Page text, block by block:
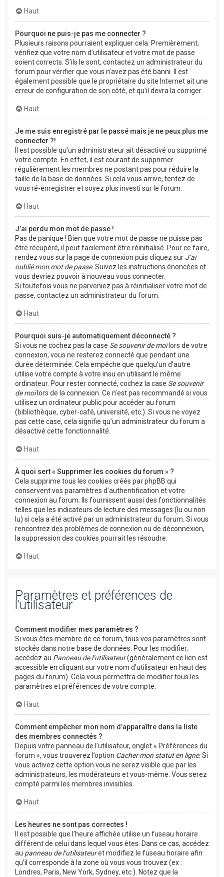
Haut
Pourquoi ne puis-je pas me connecter ?
Plusieurs raisons pourraient expliquer cela. Premièrement,
vérifiez que votre nom d’utilisateur et votre mot de passe
soient corrects. S’ils le sont, contactez un administrateur du
forum pour vérifier que vous n’avez pas été banni. Il est
également possible que le propriétaire du site Internet ait une
erreur de configuration de son côté, et qu’il devra la corriger.
Haut
Je me suis enregistré par le passé mais je ne peux plus me
connecter ?!
Il est possible qu’un administrateur ait désactivé ou supprimé
votre compte. En effet, il est courant de supprimer
régulièrement les membres ne postant pas pour réduire la
taille de la base de données. Si cela vous arrive, tentez de
vous ré-enregistrer et soyez plus investi sur le forum.
Haut
J’ai perdu mon mot de passe !
Pas de panique ! Bien que votre mot de passe ne puisse pas
être récupéré, il peut facilement être réinitialisé. Pour ce faire,
rendez vous sur la page de connexion puis cliquez sur J’ai
oublié mon mot de passe. Suivez les instructions énoncées et
vous devriez pouvoir à nouveau vous connecter.
Si toutefois vous ne parveniez pas à réinitialiser votre mot de
passe, contactez un administrateur du forum.
Haut
Pourquoi suis-je automatiquement déconnecté ?
Si vous ne cochez pas la case Se souvenir de moilors de votre
connexion, vous ne resterez connecté que pendant une
durée déterminée. Cela empêche que quelqu’un d’autre
utilise votre compte à votre insu en utilisant le même
ordinateur. Pour rester connecté, cochez la case Se souvenir
de moilors de la connexion. Ce n’est pas recommandé si vous
utilisez un ordinateur public pour accéder au forum
(bibliothèque, cyber-café, université, etc.). Si vous ne voyez
pas cette case, cela signifie qu’un administrateur du forum a
désactivé cette fonctionnalité.
Haut
À quoi sert « Supprimer les cookies du forum » ?
Cela supprime tous les cookies créés par phpBB qui
conservent vos paramètres d’authentification et votre
connexion au forum. Ils fournissent aussi des fonctionnalités
telles que les indicateurs de lecture des messages (lu ou non
lu) si cela a été activé par un administrateur du forum. Si vous
rencontrez des problèmes de connexion ou de déconnexion,
la suppression des cookies pourrait les résoudre.
Haut
Paramètres et préférences de
l’utilisateur
Comment modifier mes paramètres ?
Si vous êtes membre de ce forum, tous vos paramètres sont
stockés dans notre base de données. Pour les modifier,
accédez au Panneau de l’utilisateur(généralement ce lien est
accessible en cliquant sur votre nom d’utilisateur en haut des
pages du forum). Cela vous permettra de modifier tous les
paramètres et préférences de votre compte.
Haut
Comment empêcher mon nom d’apparaître dans la liste
des membres connectés ?
Depuis votre panneau de l’utilisateur, onglet « Préférences du
forum », vous trouverez l’option Cacher mon statut en ligne. Si
vous activez cette option vous ne serez visible que par les
administrateurs, les modérateurs et vous-même. Vous serez
compté parmi les membres invisibles.
Haut
Les heures ne sont pas correctes !
Il est possible que l’heure affichée utilise un fuseau horaire
différent de celui dans lequel vous êtes. Dans ce cas, accédez
au panneau de l’utilisateuret modifiez le fuseau horaire afin
qu’il corresponde à la zone où vous vous trouvez (ex :
Londres, Paris, New York, Sydney, etc.). Notez que la